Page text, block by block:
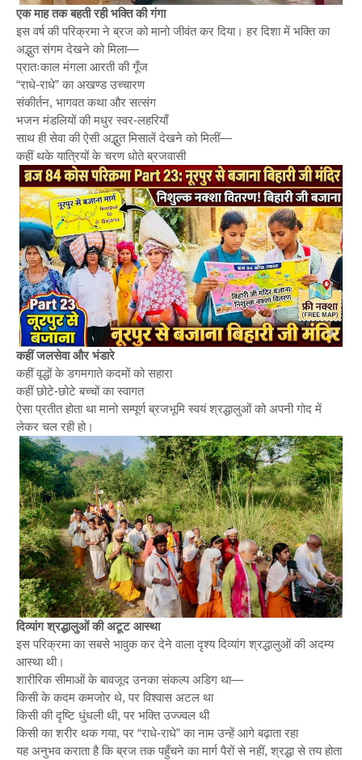
एक माह तक बहती रही भक्ति की गंगा
इस वर्ष की परिक्रमा ने ब्रज को मानो जीवंत कर दिया। हर दिशा में भक्ति का
अद्भुत संगम देखने को मिला—
प्रातःकाल मंगला आरती की गूँज
“राधे-राधे” का अखण्ड उच्चारण
संकीर्तन, भागवत कथा और सत्संग
भजन मंडलियों की मधुर स्वर-लहरियाँ
साथ ही सेवा की ऐसी अद्भुत मिसालें देखने को मिलीं—
कहीं थके यात्रियों के चरण धोते ब्रजवासी
कहीं जलसेवा और भंडारे
कहीं वृद्धों के डगमगाते कदमों को सहारा
कहीं छोटे-छोटे बच्चों का स्वागत
ऐसा प्रतीत होता था मानो सम्पूर्ण ब्रजभूमि स्वयं श्रद्धालुओं को अपनी गोद में
लेकर चल रही हो।
दिव्यांग श्रद्धालुओं की अटूट आस्था
इस परिक्रमा का सबसे भावुक कर देने वाला दृश्य दिव्यांग श्रद्धालुओं की अदम्य
आस्था थी।
शारीरिक सीमाओं के बावजूद उनका संकल्प अडिग था—
किसी के कदम कमजोर थे, पर विश्वास अटल था
किसी की दृष्टि धुंधली थी, पर भक्ति उज्ज्वल थी
किसी का शरीर थक गया, पर “राधे-राधे” का नाम उन्हें आगे बढ़ाता रहा
यह अनुभव कराता है कि ब्रज तक पहुँचने का मार्ग पैरों से नहीं, श्रद्धा से तय होता